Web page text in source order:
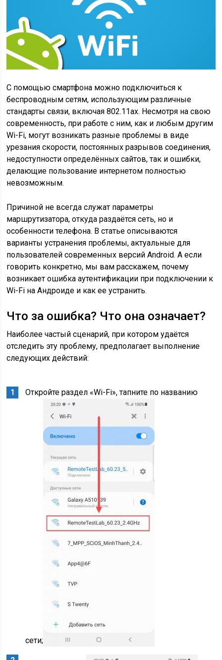
С помощью смартфона можно подключиться к
беспроводным сетям, использующим различные
стандарты связи, включая 802.11ax. Несмотря на свою
современность, при работе с ним, как и любым другим
Wi-Fi, могут возникать разные проблемы в виде
урезания скорости, постоянных разрывов соединения,
недоступности определённых сайтов, так и ошибки,
делающие пользование интернетом полностью
невозможным.
Причиной не всегда служат параметры
маршрутизатора, откуда раздаётся сеть, но и
особенности телефона. В статье описываются
варианты устранения проблемы, актуальные для
пользователей современных версий Android. А если
говорить конкретно, мы вам расскажем, почему
возникает ошибка аутентификации при подключении к
Wi-Fi на Андроиде и как ее устранить.
Что за ошибка? Что она означает?
Наиболее частый сценарий, при котором удаётся
отследить эту проблему, предполагает выполнение
следующих действий:
Откройте раздел «Wi-Fi», тапните по названию
сети;